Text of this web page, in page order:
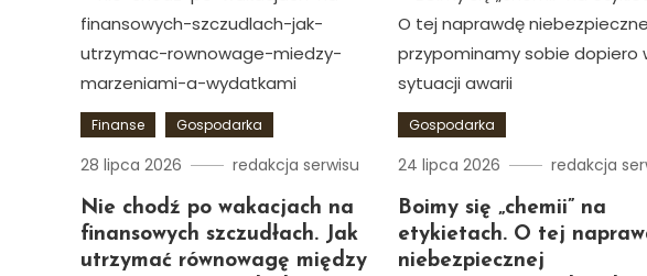
Finanse Gospodarka
28 lipca 2026 redakcja serwisu
Nie chodź po wakacjach na
finansowych szczudłach. Jak
utrzymać równowagę między
Gospodarka
24 lipca 2026 redakcja
Boimy się „chemii” na
etykietach. O tej
niebezpiecznej